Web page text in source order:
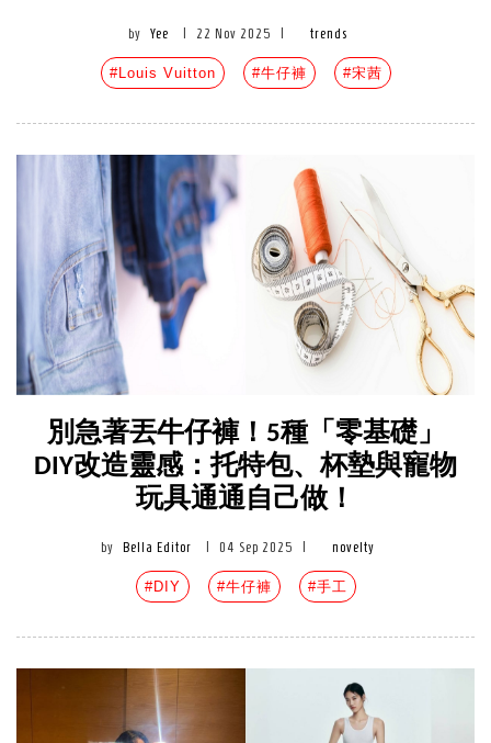
by Yee 22 Nov 2025 trends
#Louis Vuitton #牛仔褲 #宋茜
別急著丟牛仔褲！5種「零基礎」
DIY改造靈感：托特包、杯墊與寵物
玩具通通自己做！
by Bella Editor 04 Sep 2025 novelty
#DIY #牛仔褲 #手工